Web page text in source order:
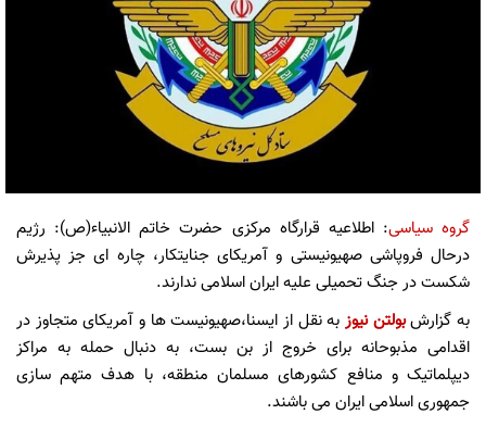
گروه سیاسی: اطلاعیه قرارگاه مرکزی حضرت خاتم الانبیاء(ص): رژیم
درحال فروپاشی صهیونیستی و آمریکای جنایتکار، چاره ای جز پذیرش
شکست در جنگ تحمیلی علیه ایران اسلامی ندارند.
به گزارشبولتن نیوز به نقل از ایسنا،صهیونیست ها و آمریکای متجاوز در
اقدامی مذبوحانه برای خروج از بن بست، به دنبال حمله به مراکز
دیپلماتیک و منافع کشورهای مسلمان منطقه، با هدف متهم سازی
جمهوری اسلامی ایران می باشند.